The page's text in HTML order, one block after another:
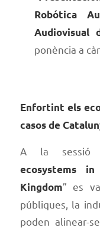
Robótica
Audiovisual
ponència a
Enfortint els
casos de
A la sessió
ecosystems
Kingdom” es
públiques, la
poden alinear-